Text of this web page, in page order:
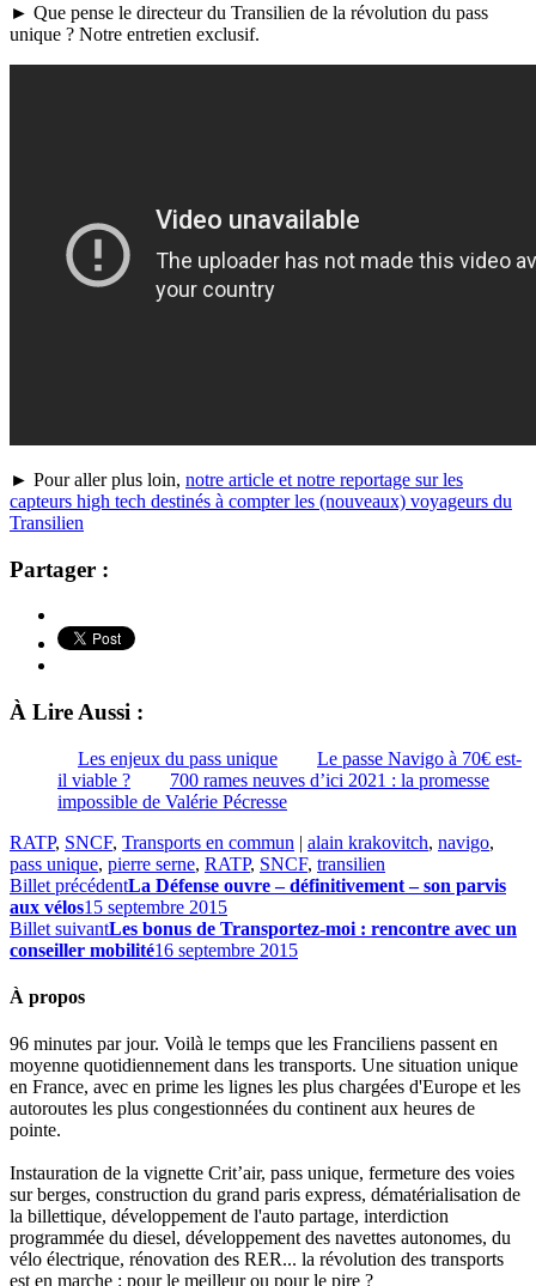
► Que pense le directeur du Transilien de la révolution du pass
unique ? Notre entretien exclusif.
► Pour aller plus loin, notre article et notre reportage sur les
capteurs high tech destinés à compter les (nouveaux) voyageurs du
Transilien
Partager :
À Lire Aussi :
Les enjeux du pass unique
Le passe Navigo à 70€ est-
il viable ?
700 rames neuves d’ici 2021 : la promesse
impossible de Valérie Pécresse
RATP, SNCF, Transports en commun | alain krakovitch, navigo,
pass unique, pierre serne, RATP, SNCF, transilien
Billet précédentLa Défense ouvre – définitivement – son parvis
aux vélos15 septembre 2015
Billet suivantLes bonus de Transportez-moi : rencontre avec un
conseiller mobilité16 septembre 2015
À propos
96 minutes par jour. Voilà le temps que les Franciliens passent en
moyenne quotidiennement dans les transports. Une situation unique
en France, avec en prime les lignes les plus chargées d'Europe et les
autoroutes les plus congestionnées du continent aux heures de
pointe.
Instauration de la vignette Crit’air, pass unique, fermeture des voies
sur berges, construction du grand paris express, dématérialisation de
la billettique, développement de l'auto partage, interdiction
programmée du diesel, développement des navettes autonomes, du
vélo électrique, rénovation des RER... la révolution des transports
est en marche : pour le meilleur ou pour le pire ?